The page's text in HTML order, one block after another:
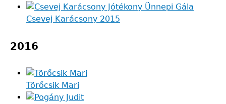
Csevej Karácsony 2015
2016
Törőcsik Mari